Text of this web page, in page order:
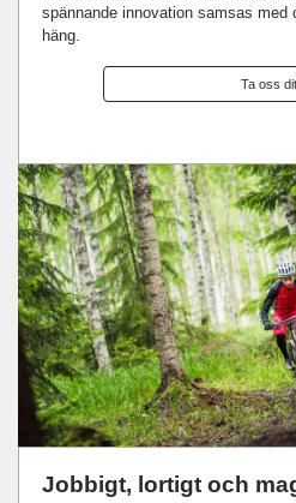
spännande innovation samsas
häng.
Ta oss dit
Jobbigt, lortigt och